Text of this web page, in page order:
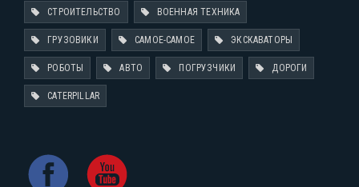
СТРОИТЕЛЬСТВО ВОЕННАЯ ТЕХНИКА
ГРУЗОВИКИ САМОЕ-САМОЕ ЭКСКАВАТОРЫ
РОБОТЫ АВТО ПОГРУЗЧИКИ ДОРОГИ
CATERPILLAR